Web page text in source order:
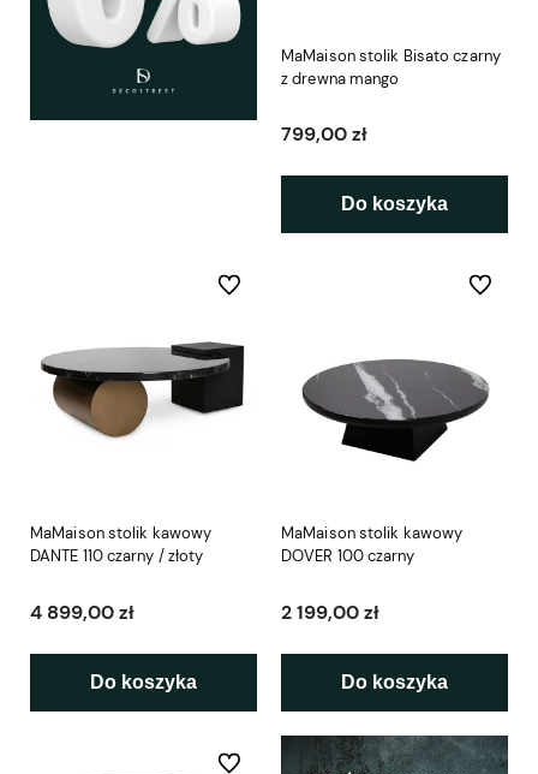
MaMaison stolik Bisato czarny
z drewna mango
799,00 zł
Do koszyka
MaMaison stolik kawowy
DANTE 110 czarny / złoty
4 899,00 zł
Do koszyka
Do ulubionych
MaMaison stolik kawowy
DOVER 100 czarny
2 199,00 zł
Do koszyka
Do
Do ulubionych